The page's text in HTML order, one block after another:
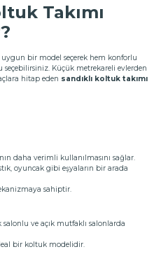
Takımı
bir model seçerek hem konforlu
Küçük metrekareli evlerden
hitap eden sandıklı koltuk takımı
daha verimli kullanılmasını sağlar.
oyuncak gibi eşyaların bir arada
sahiptir.
salonlu ve açık mutfaklı salonlarda
bir koltuk modelidir.